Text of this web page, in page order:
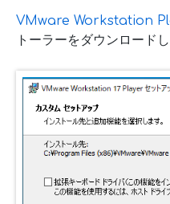
VMware Workstation
トーラーをダウンロードし